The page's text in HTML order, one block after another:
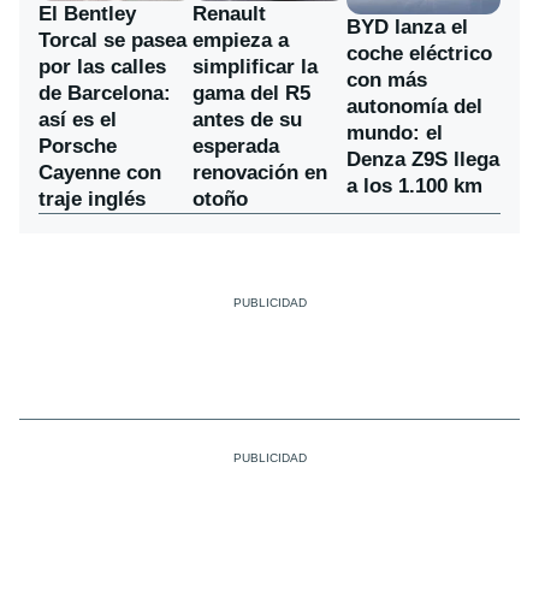
El Bentley
Torcal se pasea
por las calles
de Barcelona:
así es el
Porsche
Cayenne con
traje inglés
Renault
empieza a
simplificar la
gama del R5
antes de su
esperada
renovación en
otoño
BYD lanza el
coche eléctrico
con más
autonomía del
mundo: el
Denza Z9S llega
a los 1.100 km